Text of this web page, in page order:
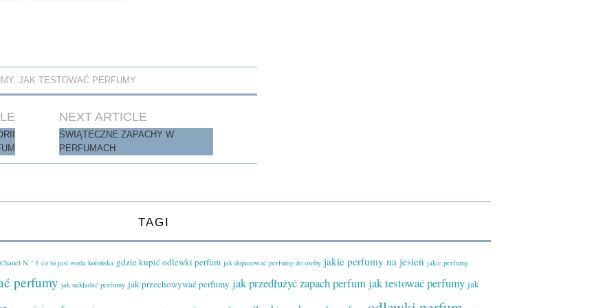
,JAK TESTOWAĆ PERFUMY
NEXT ARTICLE
ŚWIĄTECZNE ZAPACHY W
PERFUMACH
TAGI
Chanel N ° 5 co to jest woda kolońska gdzie kupić odlewki perfum jak dopasować perfumy do osoby jakie perfumy na jesień jakie perfumy
perfumy jak nakładać perfumy jak przechowywać perfumy jak przedłużyć zapach perfumjak testować perfumy jak